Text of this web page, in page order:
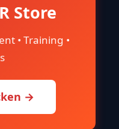
Store
• Training •
→